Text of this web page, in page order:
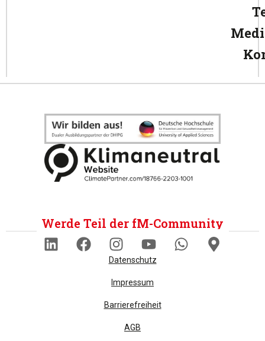
Werde Teil der fM-Community
Datenschutz
Impressum
Barrierefreiheit
AGB